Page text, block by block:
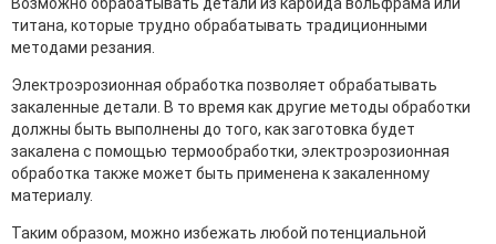
Возможно обрабатывать детали из карбида вольфрама или
титана, которые трудно обрабатывать традиционными
методами резания.
Электроэрозионная обработка позволяет обрабатывать
закаленные детали. В то время как другие методы обработки
должны быть выполнены до того, как заготовка будет
закалена с помощью термообработки, электроэрозионная
обработка также может быть применена к закаленному
материалу.
Таким образом, можно избежать любой потенциальной